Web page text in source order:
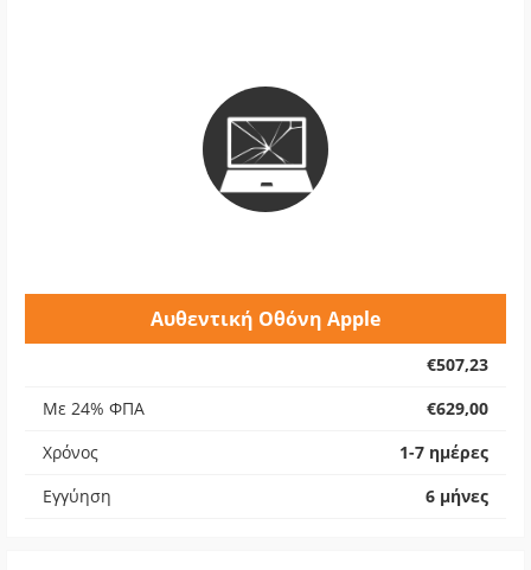
Αυθεντική Οθόνη Apple
€507,23
Με 24% ΦΠΑ
€629,00
Χρόνος
1-7 ημέρες
Εγγύηση
6 μήνες